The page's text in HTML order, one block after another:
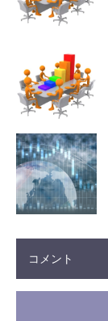
コメント